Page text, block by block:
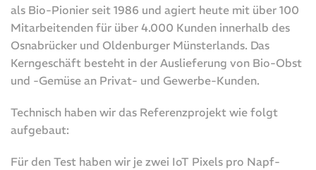
als Bio-Pionier seit 1986 und agiert heute mit über 100
Mitarbeitenden für über 4.000 Kunden innerhalb des
Osnabrücker und Oldenburger Münsterlands. Das
Kerngeschäft besteht in der Auslieferung von Bio-Obst
und -Gemüse an Privat- und Gewerbe-Kunden.
Technisch haben wir das Referenzprojekt wie folgt
aufgebaut:
Für den Test haben wir je zwei IoT Pixels pro Napf-